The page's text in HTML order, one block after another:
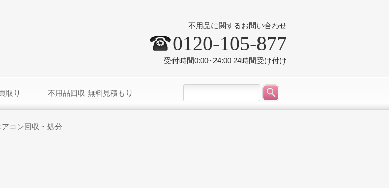
不用品に関するお問い合わせ
0120-105-877
受付時間0:00~24:00 24時間受け付け
取り 不用品回収 無料見積もり
コン回収・処分